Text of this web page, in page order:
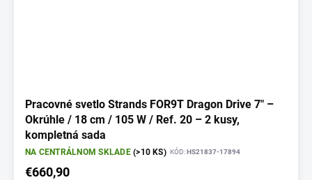
Pracovné svetlo Strands FOR9T Dragon Drive 7" –
Okrúhle / 18 cm / 105 W / Ref. 20 – 2 kusy,
kompletná sada
NA CENTRÁLNOM SKLADE(>10 KS) KÓD:HS21837-17894
€660,90